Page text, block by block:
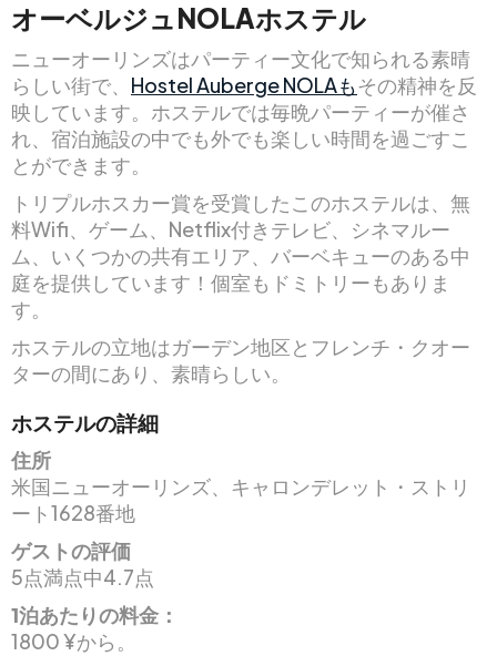
オーベルジュNOLAホステル
ニューオーリンズはパーティー文化で知られる素晴
らしい街で、 Hostel Auberge NOLAもその精神を反
映しています。ホステルでは毎晩パーティーが催さ
れ、宿泊施設の中でも外でも楽しい時間を過ごすこ
とができます。
トリプルホスカー賞を受賞したこのホステルは、無
料Wifi、ゲーム、Netflix付きテレビ、シネマルー
ム、いくつかの共有エリア、バーベキューのある中
庭を提供しています！個室もドミトリーもありま
す。
ホステルの立地はガーデン地区とフレンチ・クオー
ターの間にあり、素晴らしい。
ホステルの詳細
住所
米国ニューオーリンズ、キャロンデレット・ストリ
ート1628番地
ゲストの評価
5点満点中4.7点
1泊あたりの料金：
1800 ¥から。